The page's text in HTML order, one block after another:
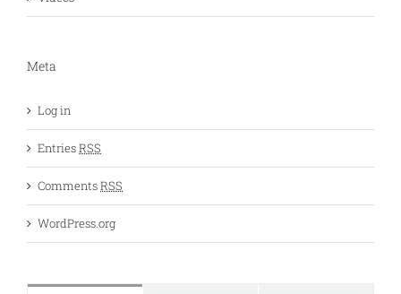
Meta
Log in
EntriesRSS
CommentsRSS
WordPress.org